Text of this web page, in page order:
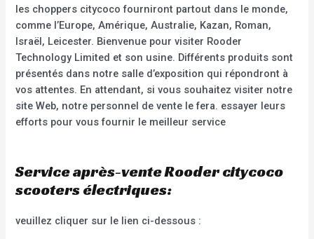
les choppers citycoco fourniront partout dans le monde,
comme l’Europe, Amérique, Australie, Kazan, Roman,
Israël, Leicester. Bienvenue pour visiter Rooder
Technology Limited et son usine. Différents produits sont
présentés dans notre salle d’exposition qui répondront à
vos attentes. En attendant, si vous souhaitez visiter notre
site Web, notre personnel de vente le fera. essayer leurs
efforts pour vous fournir le meilleur service
Service après-vente Rooder citycoco
scooters électriques:
veuillez cliquer sur le lien ci-dessous :